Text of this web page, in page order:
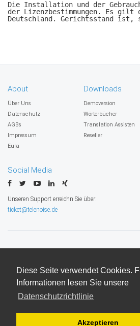
Diese Seite verwendet Cookies.
Informationen lesen Sie unsere
Datenschutzrichtlinie
Akzeptieren
Die Installation und der
der Lizenzbestimmungen. Es gilt
Deutschland. Gerichtsstand ist,
About
Über Uns
Datenschutz
AGBs
Impressum
Eula
Downloads
Demoversion
Wörterbücher
Translation Assisten
Reseller
Social Media
Unseren Support erreichn Sie über:
ticket@telenoise.de
Datenschutz